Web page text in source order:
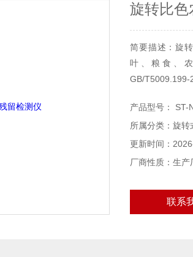
旋转比色
简要描述：旋
叶、粮食、
GB/T5009.199-
产品型号： ST-
所属分类：旋转
更新时间：
厂商性质：生产
联系